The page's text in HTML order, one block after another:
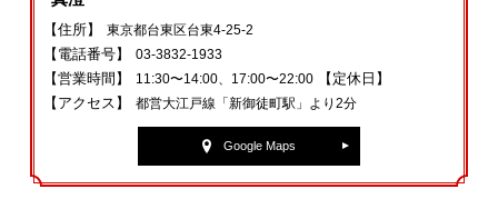
【住所】 東京都台東区台東4‐25‐2
【電話番号】 03-3832-1933
【営業時間】 11:30〜14:00、17:00〜22:00
【定休日】
【アクセス】
都営大江戸線「新御徒町駅」より2分
Google Maps